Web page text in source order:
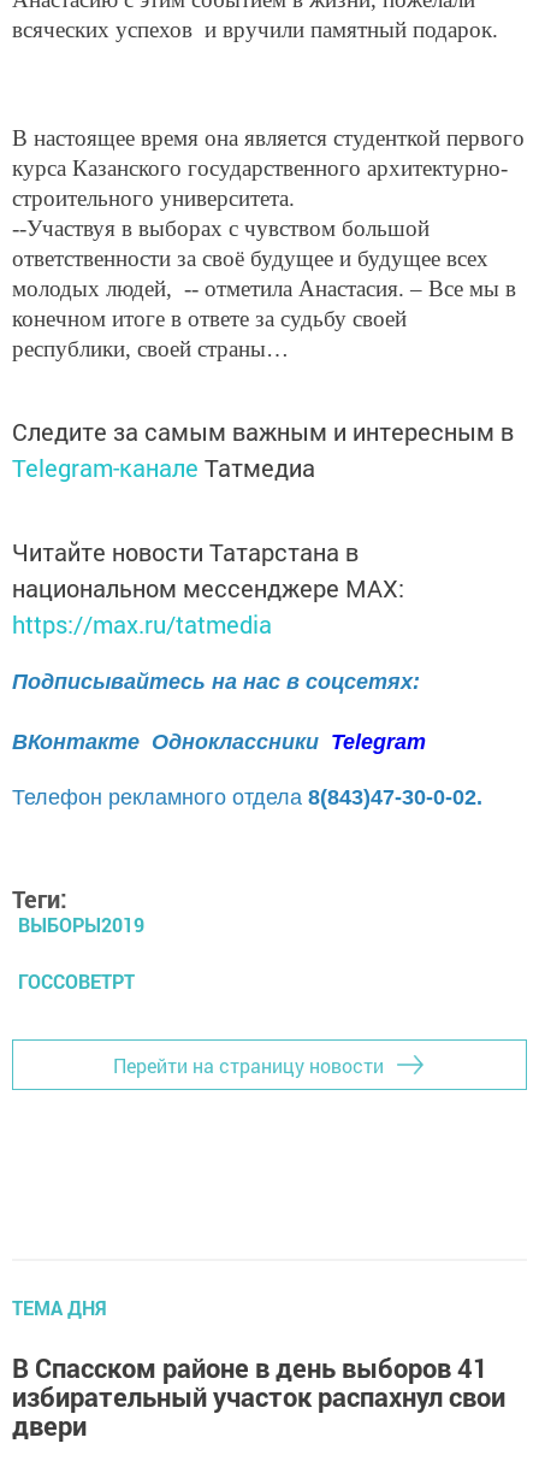
всяческих успехов и вручили памятный подарок.
В настоящее время она является студенткой первого
курса Казанского государственного архитектурно-
строительного университета.
--Участвуя в выборах с чувством большой
ответственности за своё будущее и будущее всех
молодых людей, -- отметила Анастасия. – Все мы в
конечном итоге в ответе за судьбу своей
республики, своей страны…
Следите за самым важным и интересным в
Telegram-канале Татмедиа
Читайте новости Татарстана в
национальном мессенджере MАХ:
https://max.ru/tatmedia
Подписывайтесь на нас в соцсетях:
ВКонтакте Одноклассники Telegram
Телефон рекламного отдела 8(843)47-30-0-02.
Теги:
ВЫБОРЫ2019
ГОССОВЕТРТ
Перейти на страницу новости
ТЕМА ДНЯ
В Спасском районе в день выборов 41
избирательный участок распахнул свои
двери